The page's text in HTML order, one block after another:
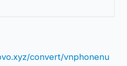
convert/vnphonenu